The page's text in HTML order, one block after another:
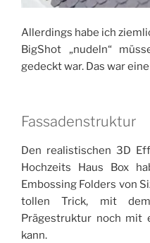
Allerdings habe ich
BigShot „nudeln“
gedeckt war. Das war
Fassadenstruktur
Den realistischen 3D
Hochzeits Haus Box
Embossing Folders von
tollen Trick, mit
Prägestruktur noch mit
kann.